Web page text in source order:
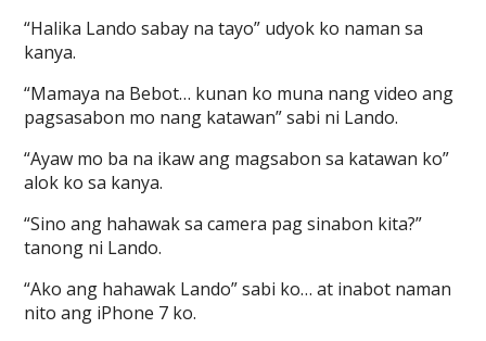
“Halika Lando sabay na tayo” udyok ko naman sa
kanya.
“Mamaya na Bebot… kunan ko muna nang video ang
pagsasabon mo nang katawan” sabi ni Lando.
“Ayaw mo ba na ikaw ang magsabon sa katawan ko”
alok ko sa kanya.
“Sino ang hahawak sa camera pag sinabon kita?”
tanong ni Lando.
“Ako ang hahawak Lando” sabi ko… at inabot naman
nito ang iPhone 7 ko.